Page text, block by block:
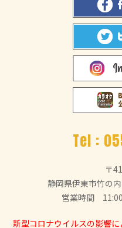
Tel :
〒
静岡県伊東市竹の
営業時間 11:00
新型コロナウイルスの影響